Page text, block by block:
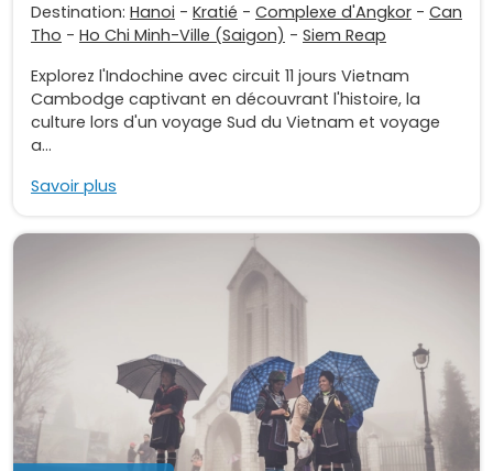
Destination: Hanoi - Kratié - Complexe d'Angkor - Can
Tho - Ho Chi Minh-Ville (Saigon) - Siem Reap
Explorez l'Indochine avec circuit 11 jours Vietnam
Cambodge captivant en découvrant l'histoire, la
culture lors d'un voyage Sud du Vietnam et voyage
a...
Savoir plus